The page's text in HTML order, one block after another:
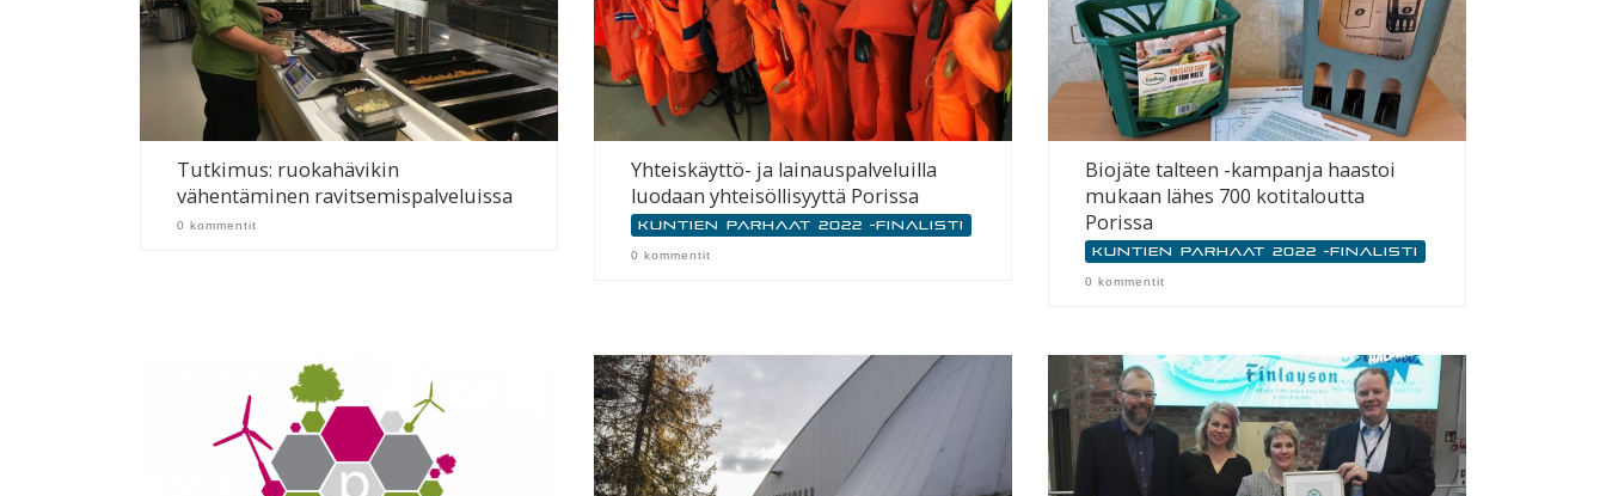
Tutkimus: ruokahävikin
vähentäminen ravitsemispalveluissa
0 kommentit
Yhteiskäyttö- ja lainauspalveluilla
luodaan yhteisöllisyyttä Porissa
Kuntien parhaat 2022 -finalisti
0 kommentit
Biojäte talteen -kampanja haastoi
mukaan lähes 700 kotitaloutta
Porissa
Kuntien parhaat 2022 -finalisti
0 kommentit